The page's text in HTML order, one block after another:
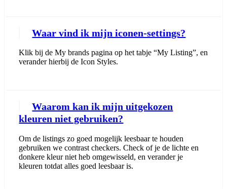
Waar vind ik mijn iconen-settings?
Klik bij de My brands pagina op het tabje “My Listing”, en
verander hierbij de Icon Styles.
Waarom kan ik mijn uitgekozen
kleuren niet gebruiken?
Om de listings zo goed mogelijk leesbaar te houden
gebruiken we contrast checkers. Check of je de lichte en
donkere kleur niet heb omgewisseld, en verander je
kleuren totdat alles goed leesbaar is.